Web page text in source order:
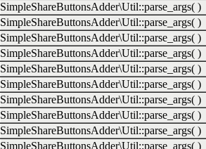
SimpleShareButtonsAdder\Util::parse_args( )
SimpleShareButtonsAdder\Util::parse_args( )
SimpleShareButtonsAdder\Util::parse_args( )
SimpleShareButtonsAdder\Util::parse_args( )
SimpleShareButtonsAdder\Util::parse_args( )
SimpleShareButtonsAdder\Util::parse_args( )
SimpleShareButtonsAdder\Util::parse_args( )
SimpleShareButtonsAdder\Util::parse_args( )
SimpleShareButtonsAdder\Util::parse_args( )
SimpleShareButtonsAdder\Util::parse_args( )